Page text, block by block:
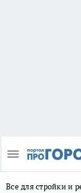
Все для стройки и